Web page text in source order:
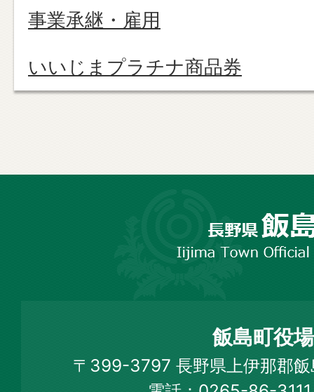
事業承継・雇用
いいじまプラチナ商品券
Town
飯島町役場
〒399-3797 長野県上伊那郡